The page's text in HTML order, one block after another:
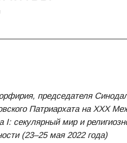
председателя
Патриархата на XXX
секулярный мир и
(23–25 мая 2022 года)